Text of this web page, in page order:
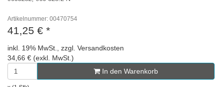
Artikelnummer: 00470754
41,25 € *
inkl. 19% MwSt., zzgl. Versandkosten
34,66 € (exkl. MwSt.)
In den Warenkorb